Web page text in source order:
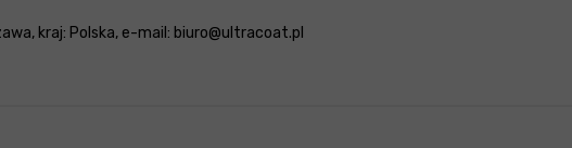
kraj: Polska, e-mail: biuro@ultracoat.pl